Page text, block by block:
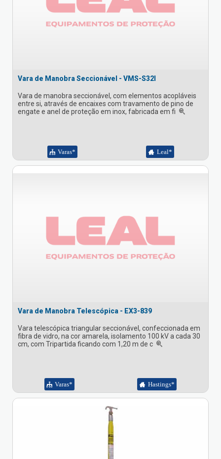
Vara de Manobra Seccionável - VMS-S32I
Vara de manobra seccionável, com elementos acopláveis
entre si, através de encaixes com travamento de pino de
engate e anel de proteção em inox, fabricada em fi
Varas* Leal*
Vara de Manobra Telescópica - EX3-839
Vara telescópica triangular seccionável, confeccionada em
fibra de vidro, na cor amarela, isolamento 100 kV a cada 30
cm, com Tripartida ficando com 1,20 m de c
Varas* Hastings*